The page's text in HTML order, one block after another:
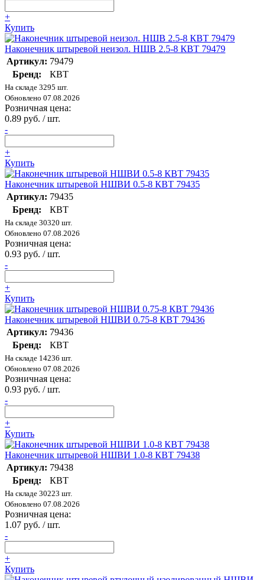
+
Купить
Наконечник штыревой неизол. НШВ 2.5-8 КВТ 79479
Артикул: 79479
Бренд:
КВТ
На складе 3295 шт.
Обновлено 07.08.2026
Розничная цена:
0.89 руб. / шт.
-
+
Купить
Наконечник штыревой НШВИ 0.5-8 КВТ 79435
Артикул: 79435
Бренд:
КВТ
На складе 30320 шт.
Обновлено 07.08.2026
Розничная цена:
0.93 руб. / шт.
-
+
Купить
Наконечник штыревой НШВИ 0.75-8 КВТ 79436
Артикул: 79436
Бренд:
КВТ
На складе 14236 шт.
Обновлено 07.08.2026
Розничная цена:
0.93 руб. / шт.
-
+
Купить
Наконечник штыревой НШВИ 1.0-8 КВТ 79438
Артикул: 79438
Бренд:
КВТ
На складе 30223 шт.
Обновлено 07.08.2026
Розничная цена:
1.07 руб. / шт.
-
+
Купить